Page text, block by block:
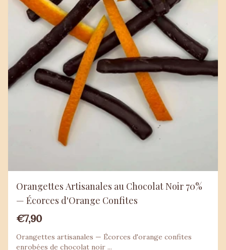
Orangettes Artisanales au Chocolat Noir 70%
— Écorces d'Orange Confites
€7,90
Orangettes artisanales — Écorces d'orange confites
enrobées de chocolat noir ...